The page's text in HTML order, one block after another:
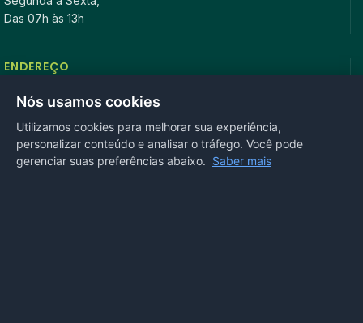
Das 07h às 13h
ENDEREÇO
Rua Antonio Tavares, n° 3310, Centro CEP: 78.280-000 -
Mirassol D’Oeste, MT
REDES SOCIAIS
Nós usamos cookies
Utilizamos cookies para melhorar sua experiência,
personalizar conteúdo e analisar o tráfego. Você pode
gerenciar suas preferências abaixo. Saber mais